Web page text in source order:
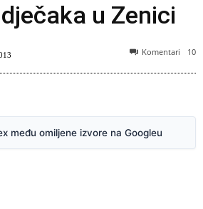
u Zenici
Komentari 10
među omiljene izvore na Googleu